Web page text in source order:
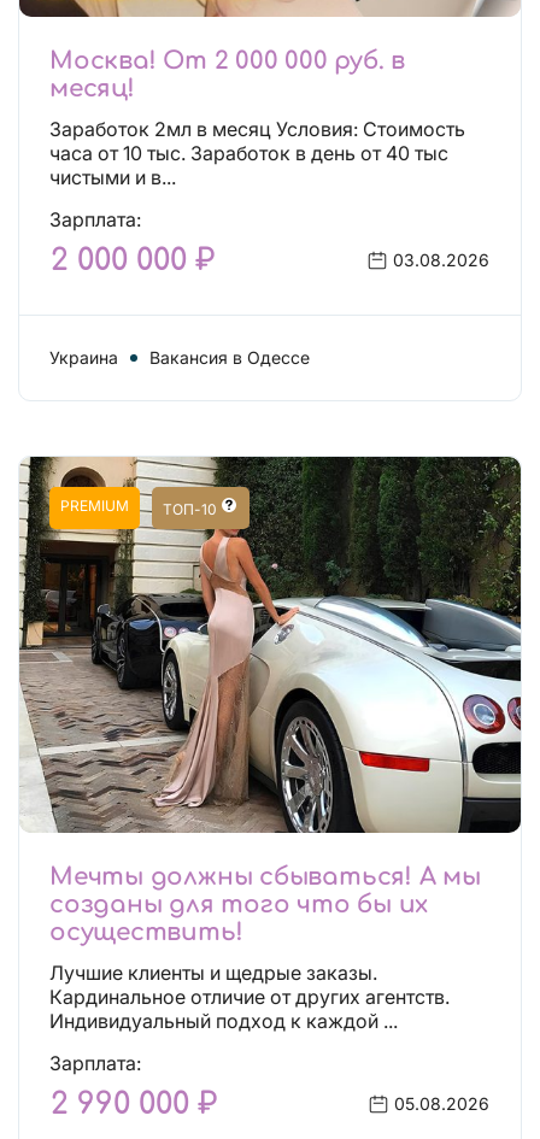
Москва! От 2 000 000 руб. в
месяц!
Заработок 2мл в месяц Условия: Стоимость
часа от 10 тыс. Заработок в день от 40 тыс
чистыми и в...
Зарплата:
2 000 000 ₽ 03.08.2026
Украина Вакансия в Одессе
PREMIUM ТОП-10
Мечты должны сбываться! А мы
созданы для того что бы их
осуществить!
Лучшие клиенты и щедрые заказы.
Кардинальное отличие от других агентств.
Индивидуальный подход к каждой ...
Зарплата:
2 990 000 ₽ 05.08.2026